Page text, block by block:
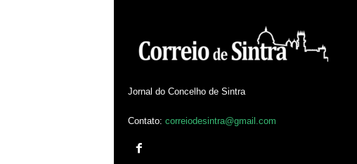
Jornal do Concelho de Sintra
Contato: correiodesintra@gmail.com